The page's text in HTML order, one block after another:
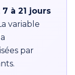
7 à 21 jours
variable
par